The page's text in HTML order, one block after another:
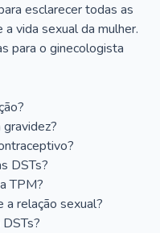
esclarecer todas as
vida sexual da mulher.
para o ginecologista
DSTs?
TPM?
a relação sexual?